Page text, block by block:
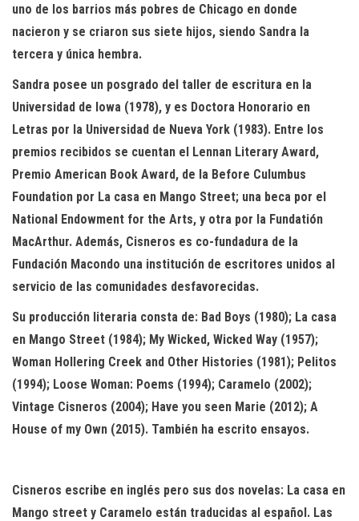
uno de los barrios más pobres de Chicago en donde
nacieron y se criaron sus siete hijos, siendo Sandra la
tercera y única hembra.
Sandra posee un posgrado del taller de escritura en la
Universidad de Iowa (1978), y es Doctora Honorario en
Letras por la Universidad de Nueva York (1983). Entre los
premios recibidos se cuentan el Lennan Literary Award,
Premio American Book Award, de la Before Culumbus
Foundation por La casa en Mango Street; una beca por el
National Endowment for the Arts, y otra por la Fundatión
MacArthur. Además, Cisneros es co-fundadura de la
Fundación Macondo una institución de escritores unidos al
servicio de las comunidades desfavorecidas.
Su producción literaria consta de: Bad Boys (1980); La casa
en Mango Street (1984); My Wicked, Wicked Way (1957);
Woman Hollering Creek and Other Histories (1981); Pelitos
(1994); Loose Woman: Poems (1994); Caramelo (2002);
Vintage Cisneros (2004); Have you seen Marie (2012); A
House of my Own (2015). También ha escrito ensayos.
Cisneros escribe en inglés pero sus dos novelas: La casa en
Mango street y Caramelo están traducidas al español. Las